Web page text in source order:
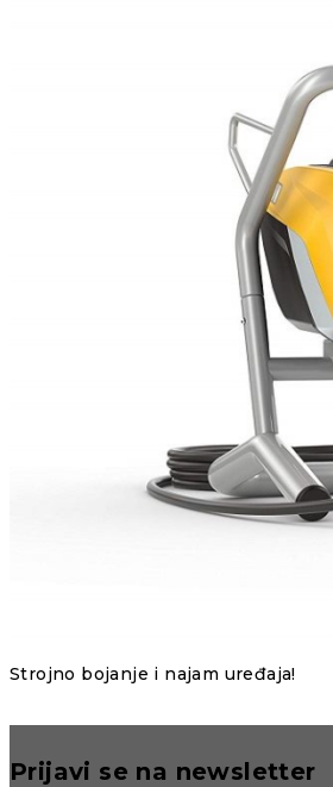
Strojno bojanje i najam uređaja!
Prijavi se na newsletter